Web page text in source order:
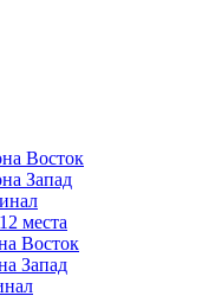
Восток
Запад
места
Восток
Запад